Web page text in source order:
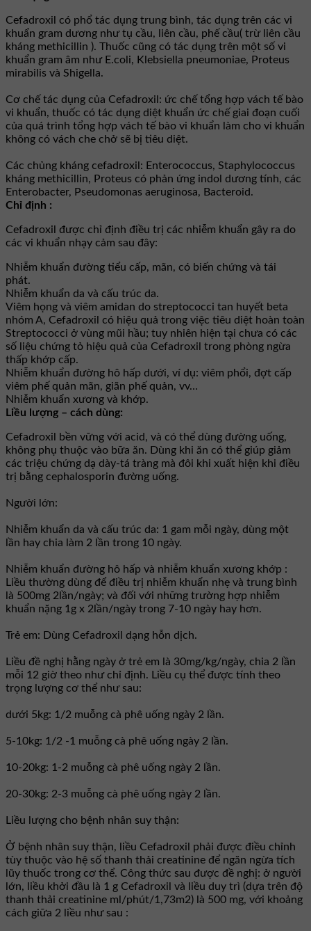
Cefadroxil có phổ tác dụng trung bình, tác dụng trên các vi
khuẩn gram dương như tụ cầu, liên cầu, phế cầu( trừ liên cầu
kháng methicillin ). Thuốc cũng có tác dụng trên một số vi
khuẩn gram âm như E.coli, Klebsiella pneumoniae, Proteus
mirabilis và Shigella.
Cơ chế tác dụng của Cefadroxil: ức chế tổng hợp vách tế bào
vi khuẩn, thuốc có tác dụng diệt khuẩn ức chế giai đoạn cuối
của quá trình tổng hợp vách tế bào vi khuẩn làm cho vi khuẩn
không có vách che chở sẽ bị tiêu diệt.
Các chủng kháng cefadroxil: Enterococcus, Staphylococcus
kháng methicillin, Proteus có phản ứng indol dương tính, các
Enterobacter, Pseudomonas aeruginosa, Bacteroid.
Chỉ định :
Cefadroxil được chỉ định điều trị các nhiễm khuẩn gây ra do
các vi khuẩn nhạy cảm sau đây:
Nhiễm khuẩn đường tiểu cấp, mãn, có biến chứng và tái
phát.
Nhiễm khuẩn da và cấu trúc da.
Viêm họng và viêm amidan do streptococci tan huyết beta
nhóm A, Cefadroxil có hiệu quả trong việc tiêu diệt hoàn toàn
Streptococci ở vùng mũi hầu; tuy nhiên hiện tại chưa có các
số liệu chứng tỏ hiệu quả của Cefadroxil trong phòng ngừa
thấp khớp cấp.
Nhiễm khuẩn đường hô hấp dưới, ví dụ: viêm phổi, đợt cấp
viêm phế quản mãn, giãn phế quản, vv…
Nhiễm khuẩn xương và khớp.
Liều lượng – cách dùng:
Cefadroxil bền vững với acid, và có thể dùng đường uống,
không phụ thuộc vào bữa ăn. Dùng khi ăn có thể giúp giảm
các triệu chứng dạ dày-tá tràng mà đôi khi xuất hiện khi điều
trị bằng cephalosporin đường uống.
Người lớn:
Nhiễm khuẩn da và cấu trúc da: 1 gam mỗi ngày, dùng một
lần hay chia làm 2 lần trong 10 ngày.
Nhiễm khuẩn đường hô hấp và nhiễm khuẩn xương khớp :
Liều thường dùng để điều trị nhiễm khuẩn nhẹ và trung bình
là 500mg 2lần/ngày; và đối với những trường hợp nhiễm
khuẩn nặng 1g x 2lần/ngày trong 7-10 ngày hay hơn.
Trẻ em: Dùng Cefadroxil dạng hỗn dịch.
Liều đề nghị hằng ngày ở trẻ em là 30mg/kg/ngày, chia 2 lần
mỗi 12 giờ theo như chỉ định. Liều cụ thể được tính theo
trọng lượng cơ thể như sau:
dưới 5kg: 1/2 muỗng cà phê uống ngày 2 lần.
5-10kg: 1/2 -1 muỗng cà phê uống ngày 2 lần.
10-20kg: 1-2 muỗng cà phê uống ngày 2 lần.
20-30kg: 2-3 muỗng cà phê uống ngày 2 lần.
Liều lượng cho bệnh nhân suy thận:
Ở bệnh nhân suy thận, liều Cefadroxil phải được điều chỉnh
tùy thuộc vào hệ số thanh thải creatinine để ngăn ngừa tích
lũy thuốc trong cơ thể. Công thức sau được đề nghị: ở người
lớn, liều khởi đầu là 1 g Cefadroxil và liều duy trì (dựa trên độ
thanh thải creatinine ml/phút/1,73m2) là 500 mg, với khoảng
cách giữa 2 liều như sau :